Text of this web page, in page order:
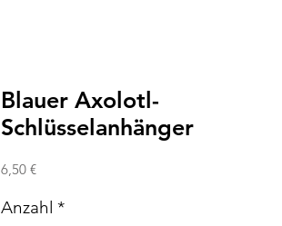
Blauer Axolotl-
Schlüsselanhänger
6,50 €Preis
Anzahl *